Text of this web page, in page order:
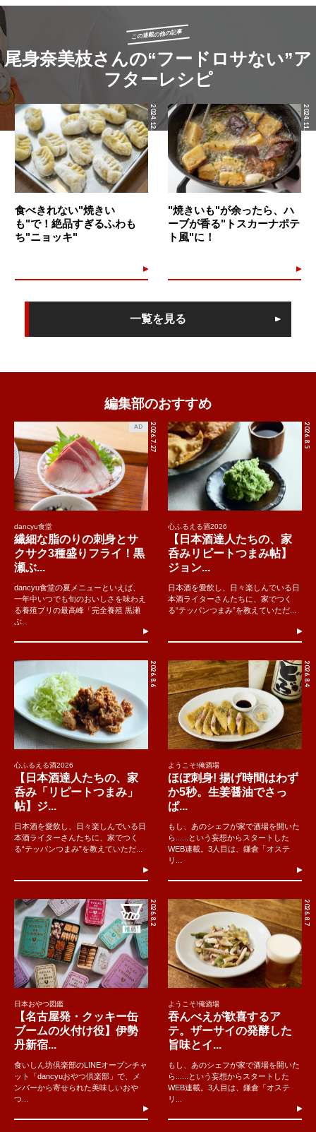
この連載の他の記事
尾身奈美枝さんの“フードロサない”ア
フターレシピ
2024.12.08
食べきれない"焼きい
も"で！絶品すぎるふわも
ち"ニョッキ"
2024.11.30
"焼きいも"が余ったら、ハ
ーブが香る"トスカーナポテ
ト風"に！
一覧を見る
編集部のおすすめ
2026.7.27
AD
dancyu食堂
繊細な脂のりの刺身とサ
クサク3種盛りフライ！黒
瀬ぶ...
dancyu食堂の夏メニューといえば、
一年中いつでも旬のおいしさを味わえ
る養殖ブリの最高峰「完全養殖 黒瀬
ぶ..
2026.8.5
心ふるえる酒2026
【日本酒達人たちの、家
呑みリピートつまみ帖】
ジョン...
日本酒を愛飲し、日々楽しんでいる日
本酒ライターさんたちに、家でつく
る“テッパンつまみ”を教えていただ...
2026.8.6
心ふるえる酒2026
【日本酒達人たちの、家
呑み「リピートつまみ」
帖】ジ...
日本酒を愛飲し、日々楽しんでいる日
本酒ライターさんたちに、家でつく
る“テッパンつまみ”を教えていただ...
2026.8.4
ようこそ!俺酒場
ほぼ刺身! 揚げ時間はわず
か5秒。生姜醤油でさっ
ぱ...
もし、あのシェフが家で酒場を開いた
ら......という妄想からスタートした
WEB連載。3人目は、鎌倉「オステ
リ...
2026.8.2
日本おやつ図鑑
【名古屋発・クッキー缶
ブームの火付け役】伊勢
丹新宿...
食いしん坊倶楽部のLINEオープンチャ
ット「dancyuおやつ倶楽部」で、メ
ンバーから寄せられた美味しいおや
つ...
2026.8.7
ようこそ!俺酒場
吞んべえが歓喜するア
テ。ザーサイの発酵した
旨味とイ...
もし、あのシェフが家で酒場を開いた
ら......という妄想からスタートした
WEB連載。3人目は、鎌倉「オステ
リ...